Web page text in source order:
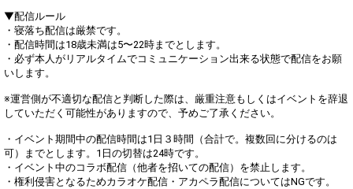
▼配信ルール
・寝落ち配信は厳禁です。
・配信時間は18歳未満は5〜22時までとします。
・必ず本人がリアルタイムでコミュニケーション出来る状態で配信をお願
いします。
※運営側が不適切な配信と判断した際は、厳重注意もしくはイベントを辞退
していただく可能性がありますので、予めご了承ください。
・イベント期間中の配信時間は1日３時間（合計で。複数回に分けるのは
可）までとします。1日の切替は24時です。
・イベント中のコラボ配信（他者を招いての配信）を禁止します。
・権利侵害となるためカラオケ配信・アカペラ配信についてはNGです。